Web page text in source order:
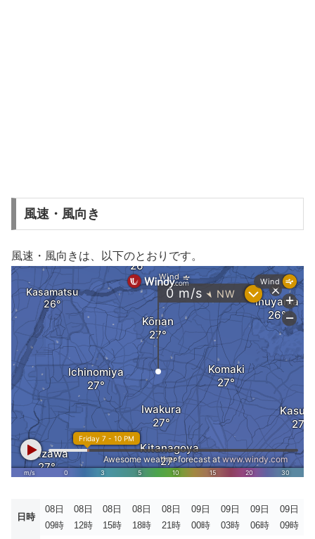
風速・風向き
風速・風向きは、以下のとおりです。
日時
08日
09時
08日
12時
08日
15時
08日
18時
08日
21時
09日
00時
09日
03時
09日
06時
09日
09時